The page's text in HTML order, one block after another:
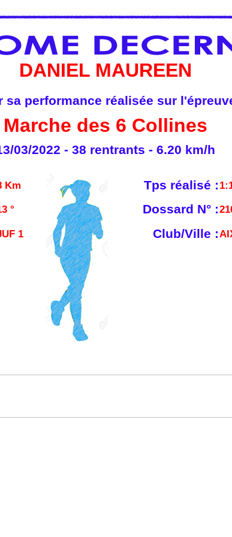
DANIEL MAUREEN
sa performance réalisée sur
Marche des 6 Collines
03/2022 - 38 rentrants - 6.20 km/h
Km Tps réalisé :
° Dossard N° :
1 Club/Ville :